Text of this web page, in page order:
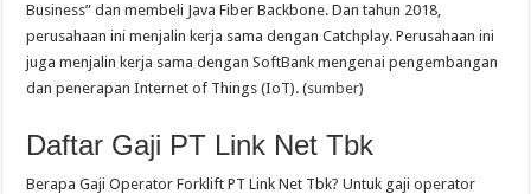
Business” dan membeli Java Fiber Backbone. Dan tahun 2018,
perusahaan ini menjalin kerja sama dengan Catchplay. Perusahaan ini
juga menjalin kerja sama dengan SoftBank mengenai pengembangan
dan penerapan Internet of Things (IoT). (sumber)
Daftar Gaji PT Link Net Tbk
Berapa Gaji Operator Forklift PT Link Net Tbk? Untuk gaji operator